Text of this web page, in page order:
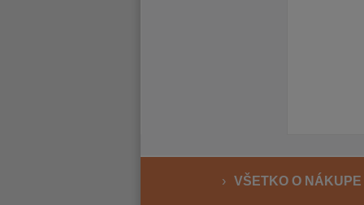
VŠETKO O NÁKUPE